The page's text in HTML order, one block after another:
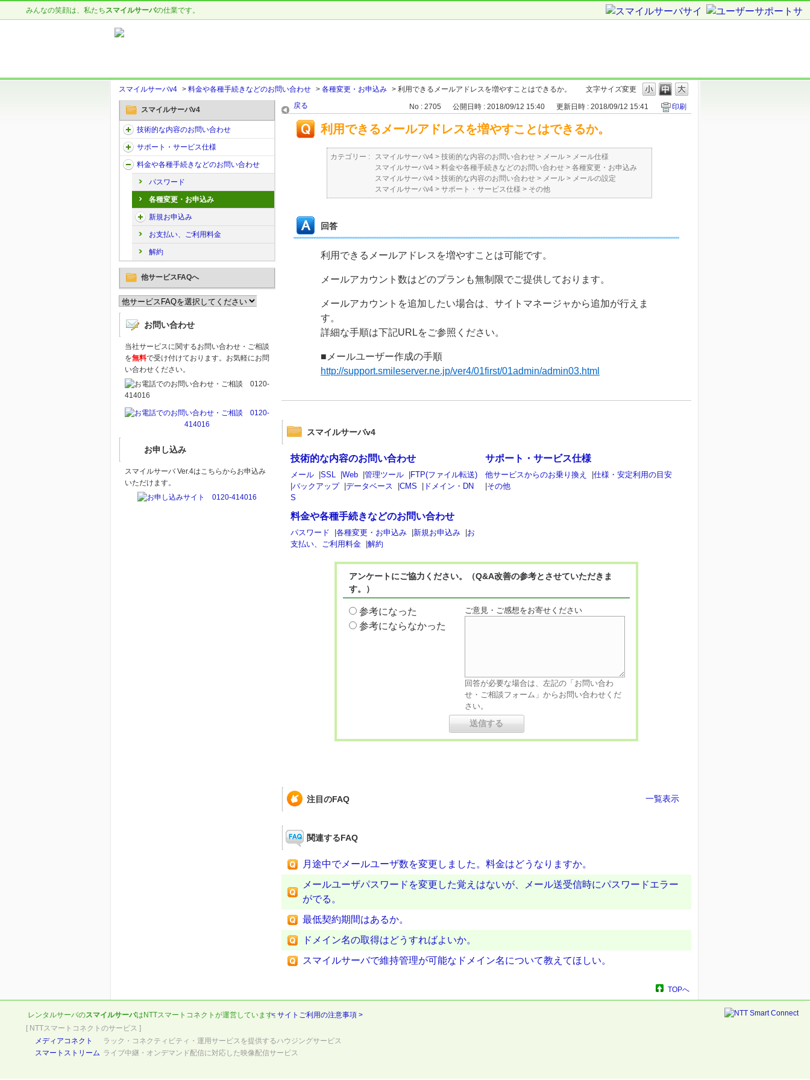
みんなの笑顔は、私たちスマイルサーバの仕業です。
文字サイズ変更
スマイルサーバv4 > 料金や各種手続きなどのお問い合わせ > 各種変更・お申込み > 利用できるメールアドレスを増やすことはできるか。
スマイルサーバv4
技術的な内容のお問い合わせ
サポート・サービス仕様
料金や各種手続きなどのお問い合わせ
パスワード
各種変更・お申込み
新規お申込み
お支払い、ご利用料金
解約
他サービスFAQへ
お問い合わせ
当社サービスに関するお問い合わせ・ご相談
を無料で受け付けております。お気軽にお問
い合わせください。
お申し込み
スマイルサーバ Ver.4はこちらからお申込み
いただけます。
戻る No : 2705 公開日時 : 2018/09/12 15:40 更新日時 : 2018/09/12 15:41 印刷
利用できるメールアドレスを増やすことはできるか。
カテゴリー : スマイルサーバv4 > 技術的な内容のお問い合わせ > メール > メール仕様
スマイルサーバv4 > 料金や各種手続きなどのお問い合わせ > 各種変更・お申込み
スマイルサーバv4 > 技術的な内容のお問い合わせ > メール > メールの設定
スマイルサーバv4 > サポート・サービス仕様 > その他
回答
利用できるメールアドレスを増やすことは可能です。
メールアカウント数はどのプランも無制限でご提供しております。
メールアカウントを追加したい場合は、サイトマネージャから追加が行えま
す。
詳細な手順は下記URLをご参照ください。
■メールユーザー作成の手順
http://support.smileserver.ne.jp/ver4/01first/01admin/admin03.html
スマイルサーバv4
技術的な内容のお問い合わせ
メール SSL Web 管理ツール
FTP(ファイル転送)
バックアップ データベース CMS
ドメイン・DN
S
サポート・サービス仕様
他サービスからのお乗り換え |仕様・安定利用の目安
その他
料金や各種手続きなどのお問い合わせ
パスワード 各種変更・お申込み 新規お申込み
お
支払い、ご利用料金
解約
アンケートにご協力ください。（Q&A改善の参考とさせていただきま
す。）
参考になった
参考にならなかった
ご意見・ご感想をお寄せください
回答が必要な場合は、左記の「お問い合わ
せ・ご相談フォーム」からお問い合わせくだ
さい。
注目のFAQ 一覧表示
関連するFAQ
月途中でメールユーザ数を変更しました。料金はどうなりますか。
メールユーザパスワードを変更した覚えはないが、メール送受信時にパスワードエラー
がでる。
最低契約期間はあるか。
ドメイン名の取得はどうすればよいか。
スマイルサーバで維持管理が可能なドメイン名について教えてほしい。
TOPへ
レンタルサーバのスマイルサーバは NTTスマートコネクト が運営しています。< サイトご利用の注意事項 >
[ NTTスマートコネクトのサービス ]
メディアコネクト
ラック・コネクティビティ・運用サービスを提供するハウジングサービス
スマートストリーム ライブ中継・オンデマンド配信に対応した映像配信サービス